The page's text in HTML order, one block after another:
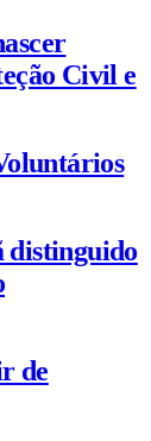
Civil e
distinguido
de